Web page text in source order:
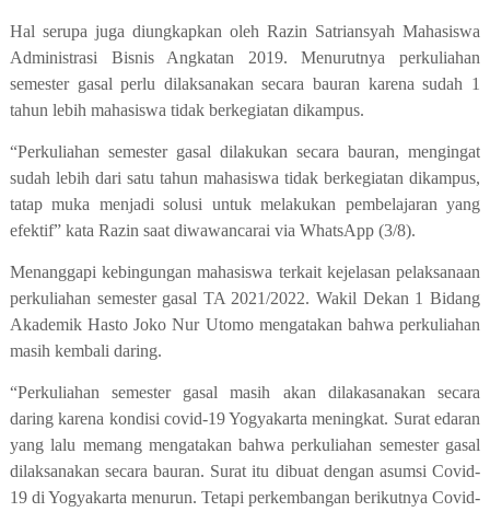
Hal serupa juga diungkapkan oleh Razin Satriansyah Mahasiswa
Administrasi Bisnis Angkatan 2019. Menurutnya perkuliahan
semester gasal perlu dilaksanakan secara bauran karena sudah 1
tahun lebih mahasiswa tidak berkegiatan dikampus.
“Perkuliahan semester gasal dilakukan secara bauran, mengingat
sudah lebih dari satu tahun mahasiswa tidak berkegiatan dikampus,
tatap muka menjadi solusi untuk melakukan pembelajaran yang
efektif” kata Razin saat diwawancarai via WhatsApp (3/8).
Menanggapi kebingungan mahasiswa terkait kejelasan pelaksanaan
perkuliahan semester gasal TA 2021/2022. Wakil Dekan 1 Bidang
Akademik Hasto Joko Nur Utomo mengatakan bahwa perkuliahan
masih kembali daring.
“Perkuliahan semester gasal masih akan dilakasanakan secara
daring karena kondisi covid-19 Yogyakarta meningkat. Surat edaran
yang lalu memang mengatakan bahwa perkuliahan semester gasal
dilaksanakan secara bauran. Surat itu dibuat dengan asumsi Covid-
19 di Yogyakarta menurun. Tetapi perkembangan berikutnya Covid-